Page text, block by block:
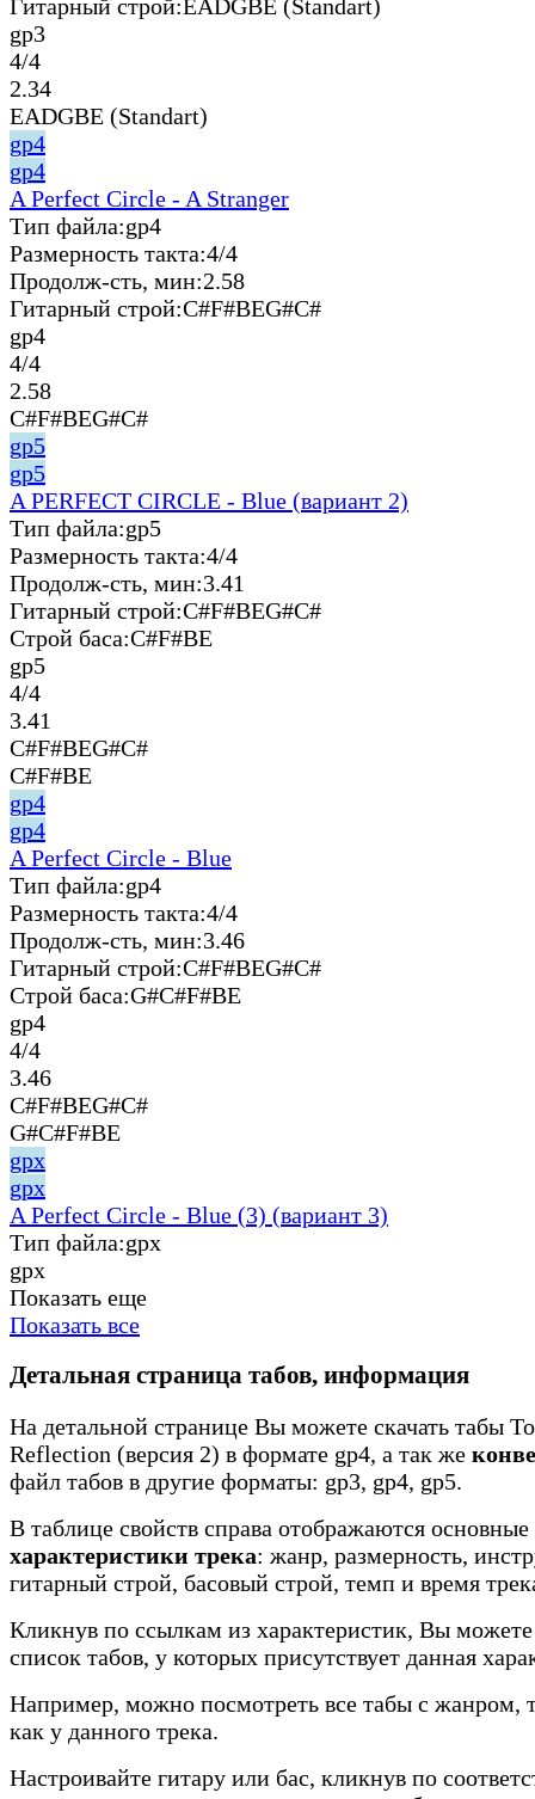
Гитарный строй:EADGBE (Standart)
gp3
4/4
2.34
EADGBE (Standart)
gp4
gp4
A Perfect Circle - A Stranger
Тип файла:gp4
Размерность такта:4/4
Продолж-сть, мин:2.58
Гитарный строй:C#F#BEG#C#
gp4
4/4
2.58
C#F#BEG#C#
gp5
gp5
A PERFECT CIRCLE - Blue (вариант 2)
Тип файла:gp5
Размерность такта:4/4
Продолж-сть, мин:3.41
Гитарный строй:C#F#BEG#C#
Строй баса:C#F#BE
gp5
4/4
3.41
C#F#BEG#C#
C#F#BE
gp4
gp4
A Perfect Circle - Blue
Тип файла:gp4
Размерность такта:4/4
Продолж-сть, мин:3.46
Гитарный строй:C#F#BEG#C#
Строй баса:G#C#F#BE
gp4
4/4
3.46
C#F#BEG#C#
G#C#F#BE
gpx
gpx
A Perfect Circle - Blue (3) (вариант 3)
Тип файла:gpx
gpx
Показать еще
Показать все
Детальная страница табов, информация
На детальной странице Вы можете скачать табы
Reflection (версия 2) в формате gp4, а так же
файл табов в другие форматы: gp3, gp4, gp5.
В таблице свойств справа отображаются основные
характеристики трека: жанр, размерность,
гитарный строй, басовый строй, темп и время
Кликнув по ссылкам из характеристик, Вы
список табов, у которых присутствует данная
Например, можно посмотреть все табы с жанром,
как у данного трека.
Настроивайте гитару или бас, кликнув по